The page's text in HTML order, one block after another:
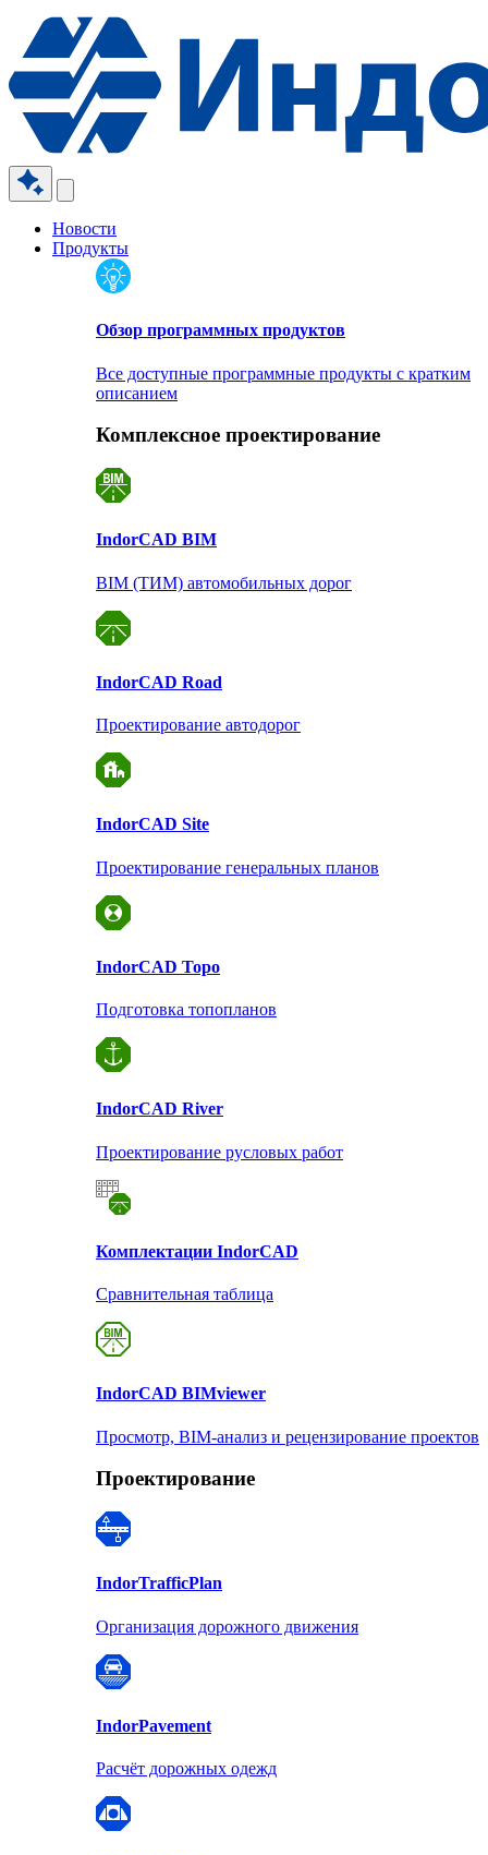
Новости
Продукты
Обзор программных продуктов
Все доступные программные продукты с кратким
описанием
Комплексное проектирование
IndorCAD BIM
BIM (ТИМ) автомобильных дорог
IndorCAD Road
Проектирование автодорог
IndorCAD Site
Проектирование генеральных планов
IndorCAD Topo
Подготовка топопланов
IndorCAD River
Проектирование русловых работ
Комплектации IndorCAD
Сравнительная таблица
IndorCAD BIMviewer
Просмотр, BIM-анализ и рецензирование проектов
Проектирование
IndorTrafficPlan
Организация дорожного движения
IndorPavement
Расчёт дорожных одежд